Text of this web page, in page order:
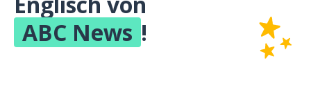
ABC News !